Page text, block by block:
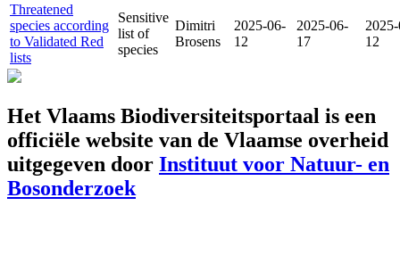
Threatened
species according
to Validated Red
lists
Sensitive
list of
species
Dimitri
Brosens
2025-06-
12
2025-06-
17
12
Het Vlaams Biodiversiteitsportaal is een
officiële website van de Vlaamse overheid
uitgegeven door Instituut voor Natuur- en
Bosonderzoek